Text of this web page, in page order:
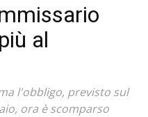
al
l'obbligo, previsto sul
ora è scomparso